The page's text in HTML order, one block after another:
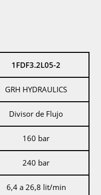
1FDF3.2L05-2
GRH HYDRAULICS
Divisor de Flujo
160 bar
240 bar
6,4 a 26,8 lit/min